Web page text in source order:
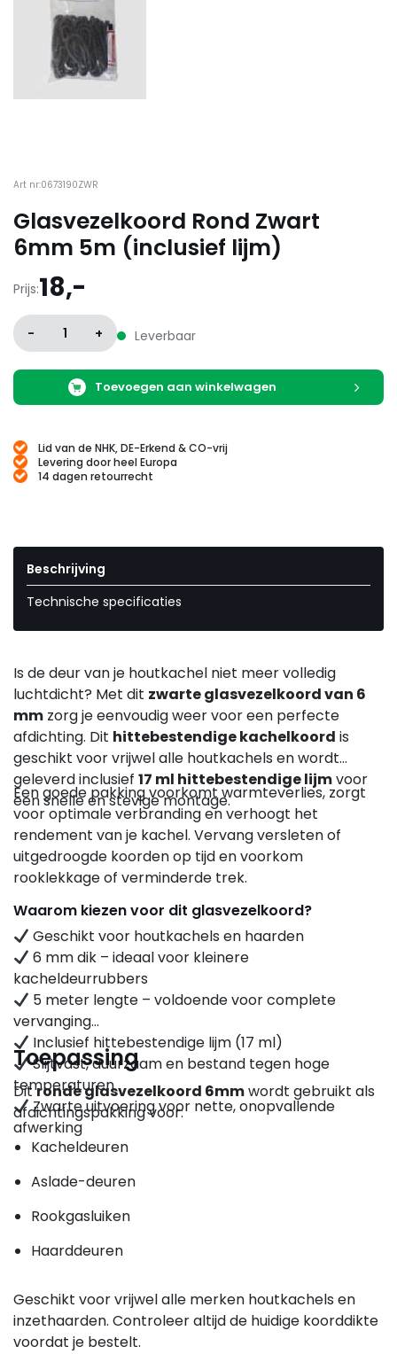
Art nr:0673190ZWR
Glasvezelkoord Rond Zwart
6mm 5m (inclusief lijm)
Prijs:18,-
- 1 + Leverbaar
Toevoegen aan winkelwagen
Lid van de NHK, DE-Erkend & CO-vrij
Levering door heel Europa
14 dagen retourrecht
Beschrijving
Technische specificaties
Is de deur van je houtkachel niet meer volledig
luchtdicht? Met dit zwarte glasvezelkoord van 6
mm zorg je eenvoudig weer voor een perfecte
afdichting. Dit hittebestendige kachelkoord is
geschikt voor vrijwel alle houtkachels en wordt
geleverd inclusief 17 ml hittebestendige lijmvoor
een snelle en stevige montage.
Een goede pakking voorkomt warmteverlies, zorgt
voor optimale verbranding en verhoogt het
rendement van je kachel. Vervang versleten of
uitgedroogde koorden op tijd en voorkom
rooklekkage of verminderde trek.
Waarom kiezen voor dit glasvezelkoord?
Geschikt voor houtkachels en haarden
6 mm dik – ideaal voor kleinere
kacheldeurrubbers
5 meter lengte – voldoende voor complete
vervanging
Inclusief hittebestendige lijm (17 ml)
Slijtvast, duurzaam en bestand tegen hoge
temperaturen
Zwarte uitvoering voor nette, onopvallende
afwerking
Toepassing
Ditronde glasvezelkoord 6mmwordt gebruikt als
afdichtingspakking voor:
Kacheldeuren
Aslade-deuren
Rookgasluiken
Haarddeuren
Geschikt voor vrijwel alle merken houtkachels en
inzethaarden. Controleer altijd de huidige koorddikte
voordat je bestelt.